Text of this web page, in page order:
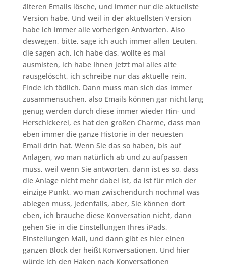
älteren Emails lösche, und immer nur die aktuellste
Version habe. Und weil in der aktuellsten Version
habe ich immer alle vorherigen Antworten. Also
deswegen, bitte, sage ich auch immer allen Leuten,
die sagen ach, ich habe das, wollte es mal
ausmisten, ich habe Ihnen jetzt mal alles alte
rausgelöscht, ich schreibe nur das aktuelle rein.
Finde ich tödlich. Dann muss man sich das immer
zusammensuchen, also Emails können gar nicht lang
genug werden durch diese immer wieder Hin- und
Herschickerei, es hat den großen Charme, dass man
eben immer die ganze Historie in der neuesten
Email drin hat. Wenn Sie das so haben, bis auf
Anlagen, wo man natürlich ab und zu aufpassen
muss, weil wenn Sie antworten, dann ist es so, dass
die Anlage nicht mehr dabei ist, da ist für mich der
einzige Punkt, wo man zwischendurch nochmal was
ablegen muss, jedenfalls, aber, Sie können dort
eben, ich brauche diese Konversation nicht, dann
gehen Sie in die Einstellungen Ihres iPads,
Einstellungen Mail, und dann gibt es hier einen
ganzen Block der heißt Konversationen. Und hier
würde ich den Haken nach Konversationen